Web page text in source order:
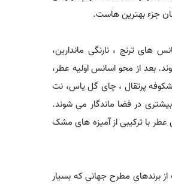
جزء بهترین هاست.
های ترنج ، نارنگی ماندارین،
بعد از محو اسانس اولیه عطر،
پرتقال ، چای گل یاس، نت
در فضا ماندگار می شوند.
با ترکیبی از آمیزه های مشک
برندهای مطرح جهانی که بسیار